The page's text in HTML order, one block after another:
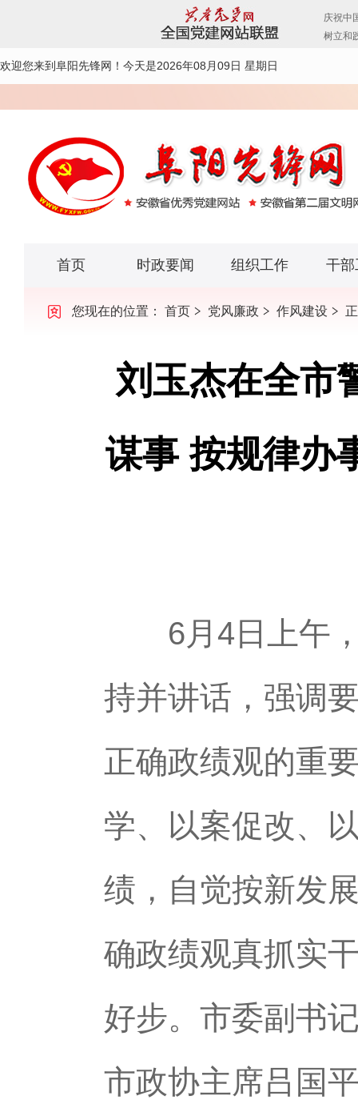
欢迎您来到阜阳先锋网！ 今天是2026年08月09日 星期日
首页 时政要闻 组织工作 干部
您现在的位置： 首页 党风廉政 作风建设
刘玉杰在全市
谋事 按规律办
6月4日上午，
持并讲话，强调
正确政绩观的重
学、以案促改、
绩，自觉按新发
确政绩观真抓实
好步。市委副书
市政协主席吕国